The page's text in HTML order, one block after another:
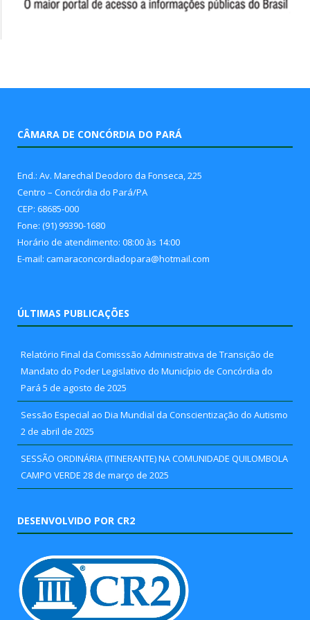
CÂMARA DE CONCÓRDIA DO PARÁ
End.: Av. Marechal Deodoro da Fonseca, 225
Centro – Concórdia do Pará/PA
CEP: 68685-000
Fone: (91) 99390-1680
Horário de atendimento: 08:00 às 14:00
E-mail: camaraconcordiadopara@hotmail.com
ÚLTIMAS PUBLICAÇÕES
Relatório Final da Comisssão Administrativa de Transição de
Mandato do Poder Legislativo do Município de Concórdia do
Pará 5 de agosto de 2025
Sessão Especial ao Dia Mundial da Conscientização do Autismo
2 de abril de 2025
SESSÃO ORDINÁRIA (ITINERANTE) NA COMUNIDADE QUILOMBOLA
CAMPO VERDE 28 de março de 2025
DESENVOLVIDO POR CR2